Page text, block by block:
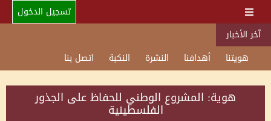
تسجيل الدخول
آخر الأخبار
هويتنا
أهدافنا النشرة النكبة اتصل بنا
هوية: المشروع الوطني للحفاظ على الجذور
الفلسطينية